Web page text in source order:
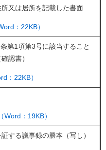
又は居所を記載した書面
：22KB）
第1項第3号に該当すること
認書）
：22KB）
：19KB）
する議事録の謄本（写し）